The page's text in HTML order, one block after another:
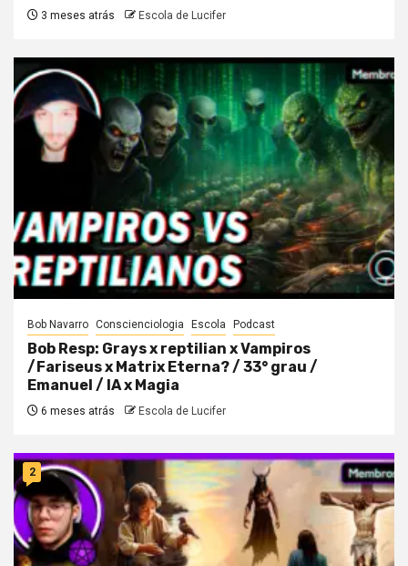
3 meses atrás Escola de Lucifer
Bob Navarro Conscienciologia Escola Podcast
Bob Resp: Grays x reptilian x Vampiros
/Fariseus x Matrix Eterna? / 33° grau /
Emanuel / IA x Magia
6 meses atrás Escola de Lucifer
2